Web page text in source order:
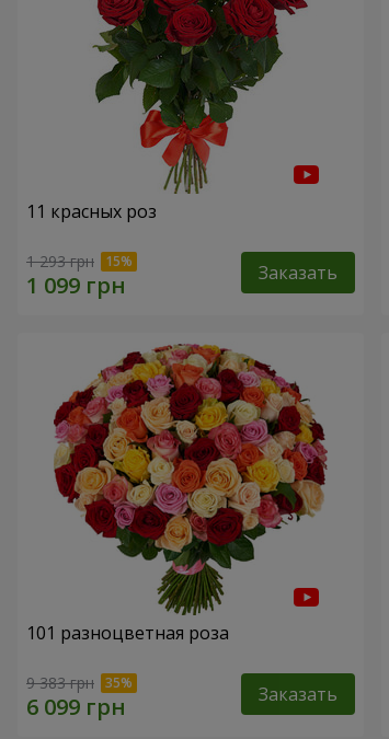
11 красных роз
1 293 грн Заказать
101 разноцветная роза
9 383 грн Заказать